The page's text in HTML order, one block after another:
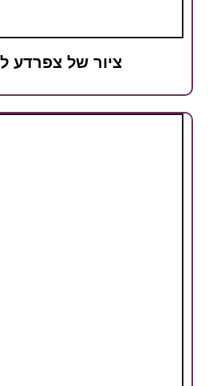
ציור של צפרדע